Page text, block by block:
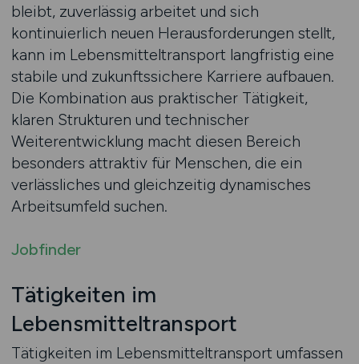
bleibt, zuverlässig arbeitet und sich
kontinuierlich neuen Herausforderungen stellt,
kann im Lebensmitteltransport langfristig eine
stabile und zukunftssichere Karriere aufbauen.
Die Kombination aus praktischer Tätigkeit,
klaren Strukturen und technischer
Weiterentwicklung macht diesen Bereich
besonders attraktiv für Menschen, die ein
verlässliches und gleichzeitig dynamisches
Arbeitsumfeld suchen.
Jobfinder
Tätigkeiten im
Lebensmitteltransport
Tätigkeiten im Lebensmitteltransport umfassen